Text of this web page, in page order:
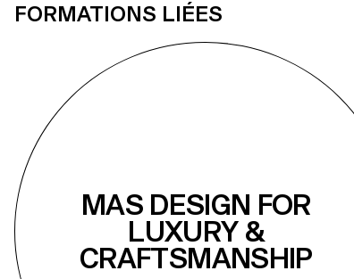
FORMATIONS LIÉES
MAS DESIGN FOR
LUXURY &
CRAFTSMANSHIP